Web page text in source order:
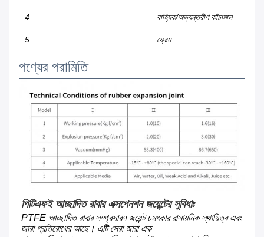
4 বাহ্যিক/অভ্যন্তরীণ কাঁচামাল
5 ফ্রেম
পণ্যের পরামিতি
পিটিএফই আচ্ছাদিত রাবার এক্সপেনশন জয়েন্টের সুবিধাঃ
PTFE আচ্ছাদিত রাবার সম্প্রসারণ জয়েন্ট চমৎকার রাসায়নিক স্থায়িত্ব এবং
জারা প্রতিরোধের আছে। এটি সেরা জারা এক